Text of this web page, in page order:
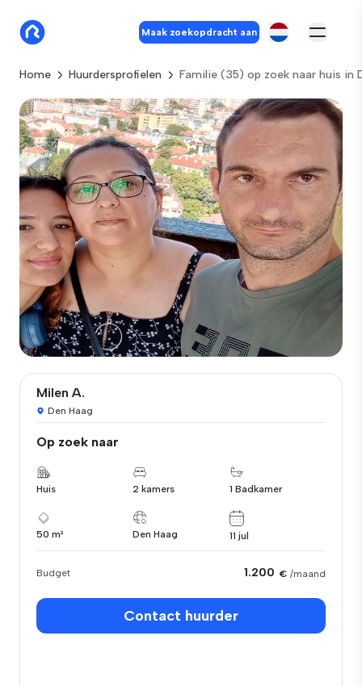
Maak zoekopdracht aan
Home Huurdersprofielen Familie (35) op zoek naar huis in
Milen A.
Den Haag
Op zoek naar
Huis 2 kamers 1 Badkamer
50 m² Den Haag 11 jul
Budget 1.200 € /maand
Contact huurder